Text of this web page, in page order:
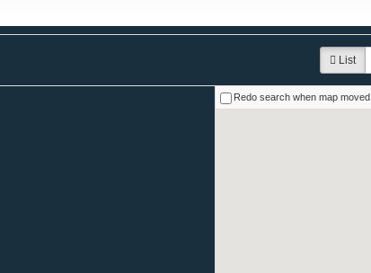
List
Redo search when map moved